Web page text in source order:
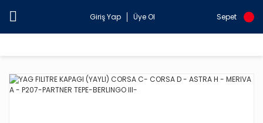
Giriş Yap Üye Ol Sepet